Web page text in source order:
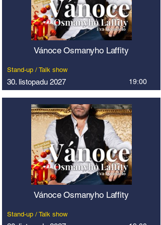
Vánoce Osmanyho Laffity
Stand-up / Talk show
30. listopadu 2027 19:00
Vánoce Osmanyho Laffity
Stand-up / Talk show